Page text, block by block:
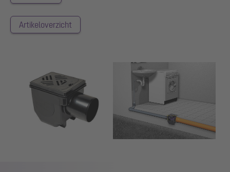
Artikeloverzicht
Show larger version for: